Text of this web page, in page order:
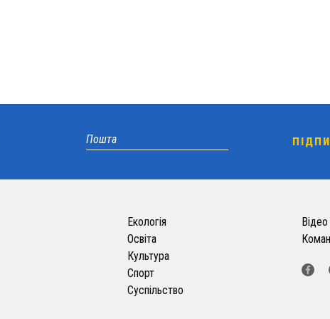
Екологія
Освіта
Культура
Спорт
Суспільство
Відео